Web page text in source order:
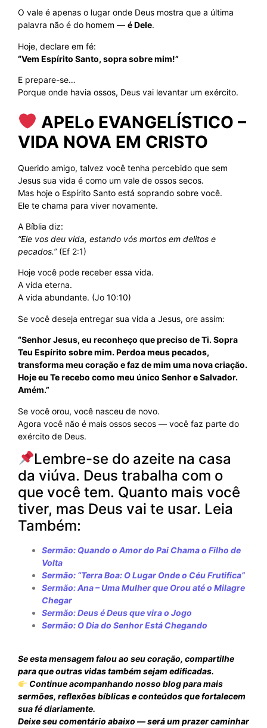
O vale é apenas o lugar onde Deus mostra que a última
palavra não é do homem — é Dele.
Hoje, declare em fé:
“Vem Espírito Santo, sopra sobre mim!”
E prepare-se…
Porque onde havia ossos, Deus vai levantar um exército.
APELo EVANGELÍSTICO –
VIDA NOVA EM CRISTO
Querido amigo, talvez você tenha percebido que sem
Jesus sua vida é como um vale de ossos secos.
Mas hoje o Espírito Santo está soprando sobre você.
Ele te chama para viver novamente.
A Bíblia diz:
“Ele vos deu vida, estando vós mortos em delitos e
pecados.”(Ef 2:1)
Hoje você pode receber essa vida.
A vida eterna.
A vida abundante. (Jo 10:10)
Se você deseja entregar sua vida a Jesus, ore assim:
“Senhor Jesus, eu reconheço que preciso de Ti. Sopra
Teu Espírito sobre mim. Perdoa meus pecados,
transforma meu coração e faz de mim uma nova criação.
Hoje eu Te recebo como meu único Senhor e Salvador.
Amém.”
Se você orou, você nasceu de novo.
Agora você não é mais ossos secos — você faz parte do
exército de Deus.
Lembre-se do azeite na casa
da viúva. Deus trabalha com o
que você tem. Quanto mais você
tiver, mas Deus vai te usar. Leia
Também:
Sermão: Quando o Amor do Pai Chama o Filho de
Volta
Sermão: “Terra Boa: O Lugar Onde o Céu Frutifica”
Sermão: Ana – Uma Mulher que Orou até o Milagre
Chegar
Sermão: Deus é Deus que vira o Jogo
Sermão: O Dia do Senhor Está Chegando
Se esta mensagem falou ao seu coração, compartilhe
para que outras vidas também sejam edificadas.
Continue acompanhando nosso blog para mais
sermões, reflexões bíblicas e conteúdos que fortalecem
sua fé diariamente.
Deixe seu comentário abaixo — será um prazer caminhar